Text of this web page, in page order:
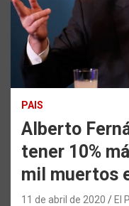
PAIS
Alberto
tener 10%
mil muertos
11 de abril de 2020 El